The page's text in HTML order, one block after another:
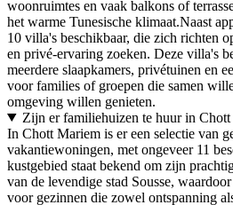
woonruimtes en vaak balkons of
het warme Tunesische klimaat.Naast
10 villa's beschikbaar, die zich richten
en privé-ervaring zoeken. Deze villa's
meerdere slaapkamers, privétuinen en
voor families of groepen die samen
omgeving willen genieten.
Zijn er familiehuizen te huur in
In Chott Mariem is er een selectie van
vakantiewoningen, met ongeveer 11
kustgebied staat bekend om zijn
van de levendige stad Sousse,
voor gezinnen die zowel ontspanning